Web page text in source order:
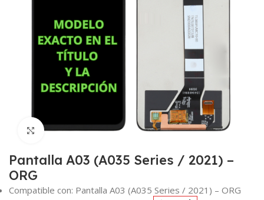
Click para agrandar
Pantalla A03 (A035 Series / 2021) –
ORG
Compatible con: Pantalla A03 (A035 Series / 2021) – ORG